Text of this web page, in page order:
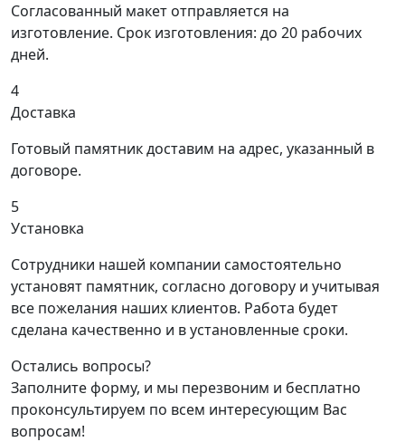
Согласованный макет отправляется на
изготовление. Срок изготовления: до 20 рабочих
дней.
4
Доставка
Готовый памятник доставим на адрес, указанный в
договоре.
5
Установка
Сотрудники нашей компании самостоятельно
установят памятник, согласно договору и учитывая
все пожелания наших клиентов. Работа будет
сделана качественно и в установленные сроки.
Остались вопросы?
Заполните форму, и мы перезвоним и бесплатно
проконсультируем по всем интересующим Вас
вопросам!